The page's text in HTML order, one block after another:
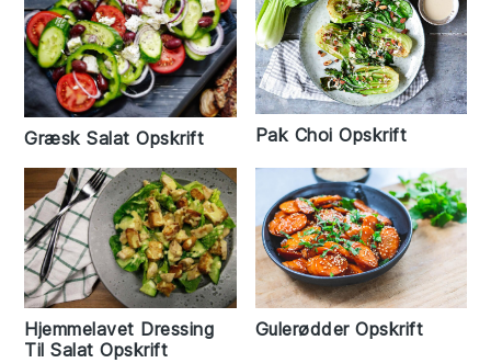
Græsk Salat Opskrift Pak Choi Opskrift
Hjemmelavet Dressing
Til Salat Opskrift
Gulerødder Opskrift